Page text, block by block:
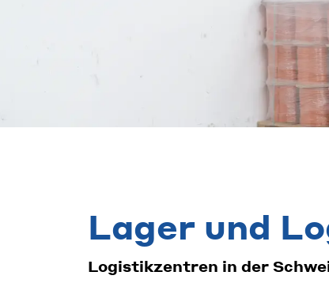
Lager und
Logistikzentren in der